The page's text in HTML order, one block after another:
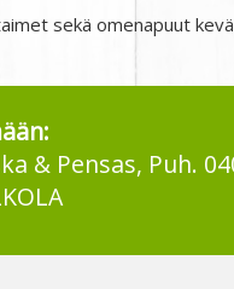
sekä omenapuut
& Pensas, Puh.